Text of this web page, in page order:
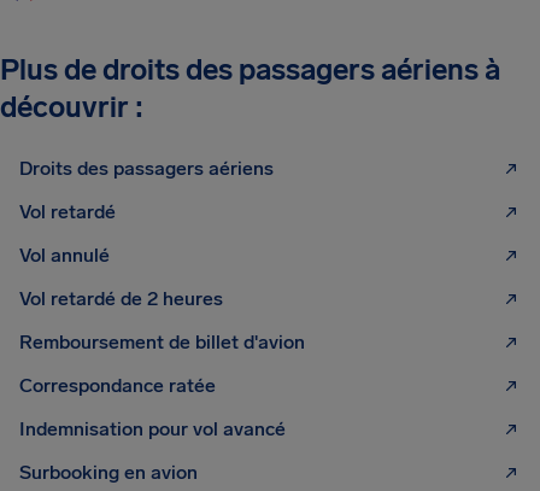
Plus de droits des passagers aériens à
découvrir :
Droits des passagers aériens
Vol retardé
Vol annulé
Vol retardé de 2 heures
Remboursement de billet d'avion
Correspondance ratée
Indemnisation pour vol avancé
Surbooking en avion